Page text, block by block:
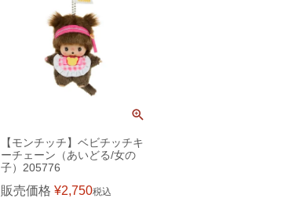
【モンチッチ】ベビチッチキ
ーチェーン（あいどる/女の
子）205776
販売価格 ¥2,750税込